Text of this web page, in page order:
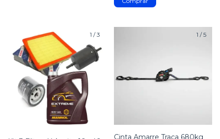
1 /3 1 /5
Cinta Amarre Traca 680kg